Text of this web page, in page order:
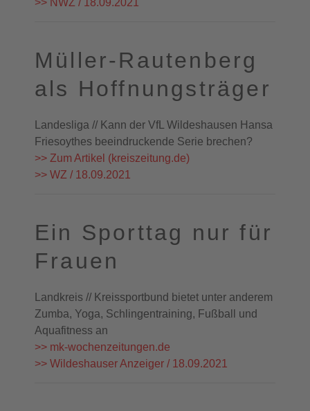
>> NWZ / 18.09.2021
Müller-Rautenberg
als Hoffnungsträger
Landesliga // Kann der VfL Wildeshausen Hansa
Friesoythes beeindruckende Serie brechen?
>> Zum Artikel (kreiszeitung.de)
>> WZ / 18.09.2021
Ein Sporttag nur für
Frauen
Landkreis // Kreissportbund bietet unter anderem
Zumba, Yoga, Schlingentraining, Fußball und
Aquafitness an
>> mk-wochenzeitungen.de
>> Wildeshauser Anzeiger / 18.09.2021